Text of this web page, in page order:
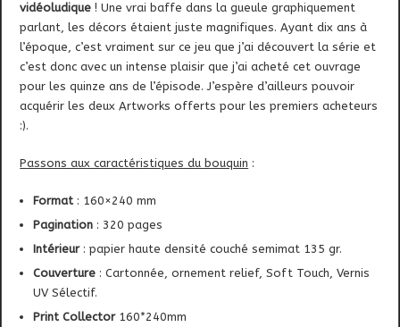
vidéoludique ! Une vrai baffe dans la gueule graphiquement
parlant, les décors étaient juste magnifiques. Ayant dix ans à
l’époque, c’est vraiment sur ce jeu que j’ai découvert la série et
c’est donc avec un intense plaisir que j’ai acheté cet ouvrage
pour les quinze ans de l’épisode. J’espère d’ailleurs pouvoir
acquérir les deux Artworks offerts pour les premiers acheteurs
:).
Passons aux caractéristiques du bouquin :
Format : 160×240 mm
Pagination : 320 pages
Intérieur: papier haute densité couché semimat 135 gr.
Couverture : Cartonnée, ornement relief, Soft Touch, Vernis
UV Sélectif.
Print Collector160*240mm